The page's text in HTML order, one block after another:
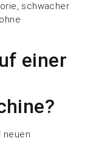
schwacher
einer
neuen